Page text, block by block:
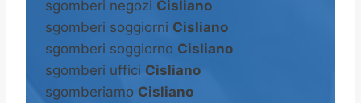
sgomberi negozi Cisliano
sgomberi soggiorni Cisliano
sgomberi soggiorno Cisliano
sgomberi uffici Cisliano
sgomberiamo Cisliano